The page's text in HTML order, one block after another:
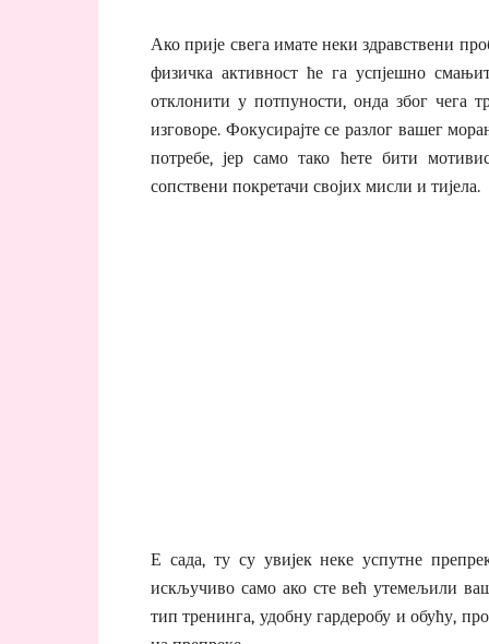
Ако прије свега имате неки здравствени
физичка активност ће га успјешно
отклонити у потпуности, онда због чега
изговоре. Фокусирајте се разлог вашег
потребе, јер само тако ћете бити
сопствени покретачи својих мисли и тијела.
Е сада, ту су увијек неке успутне
искључиво само ако сте већ утемељили
тип тренинга, удобну гардеробу и обућу,